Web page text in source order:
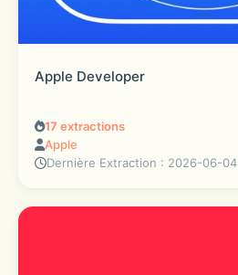
Apple Developer
17 extractions
Apple
Dernière Extraction : 2026-06-04